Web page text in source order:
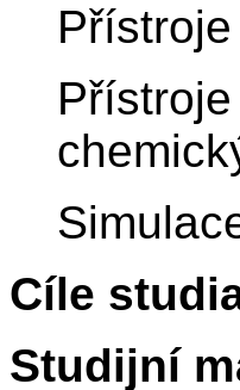
Cíle
Studijní